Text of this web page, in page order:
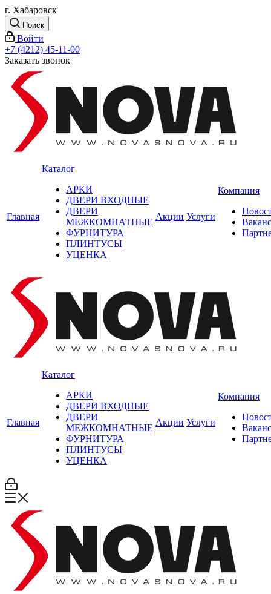
г. Хабаровск
Поиск
Войти
+7 (4212) 45-11-00
Заказать звонок
Главная
Каталог
АРКИ
ДВЕРИ ВХОДНЫЕ
ДВЕРИ
МЕЖКОМНАТНЫЕ
ФУРНИТУРА
ПЛИНТУСЫ
УЦЕНКА
Акции Услуги
Компания
Главная
Каталог
АРКИ
ДВЕРИ ВХОДНЫЕ
ДВЕРИ
МЕЖКОМНАТНЫЕ
ФУРНИТУРА
ПЛИНТУСЫ
УЦЕНКА
Акции Услуги
Компания